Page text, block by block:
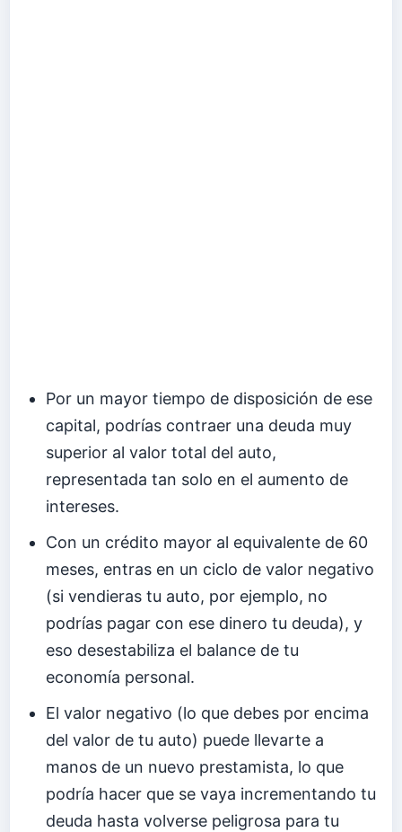
Por un mayor tiempo de disposición de ese
capital, podrías contraer una deuda muy
superior al valor total del auto,
representada tan solo en el aumento de
intereses.
Con un crédito mayor al equivalente de 60
meses, entras en un ciclo de valor negativo
(si vendieras tu auto, por ejemplo, no
podrías pagar con ese dinero tu deuda), y
eso desestabiliza el balance de tu
economía personal.
El valor negativo (lo que debes por encima
del valor de tu auto) puede llevarte a
manos de un nuevo prestamista, lo que
podría hacer que se vaya incrementando tu
deuda hasta volverse peligrosa para tu